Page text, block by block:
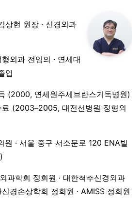
상현 원장 · 신경외과
외과 전임의 · 연세대
업
(2000, 연세원주세브란스기독병원)
료 (2003–2005, 대전선병원 정형외
원 · 서울 중구 서소문로 120 ENA빌
과학회 정회원 · 대한척추신경외과
경손상학회 정회원 · AMISS 정회원